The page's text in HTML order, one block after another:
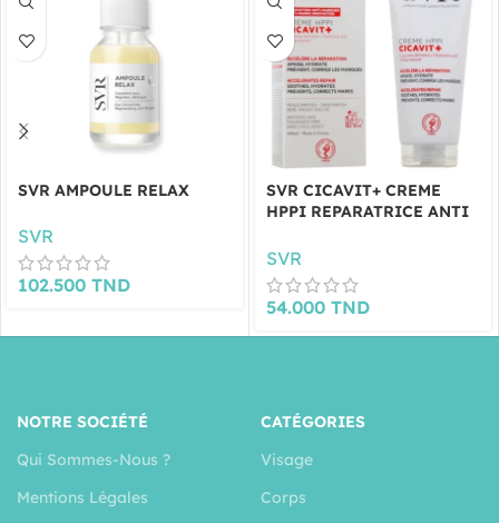
SVR AMPOULE RELAX
SVR
102.500 TND
SVR CICAVIT+ CREME
HPPI REPARATRICE ANTI
SVR
54.000 TND
NOTRE SOCIÉTÉ
Qui Sommes-Nous ?
Mentions Légales
CATÉGORIES
Visage
Corps